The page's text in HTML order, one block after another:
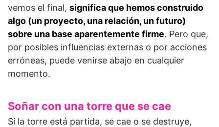
vemos el final, significa que hemos construido
algo (un proyecto, una relación, un futuro)
sobre una base aparentemente firme. Pero que,
por posibles influencias externas o por acciones
erróneas, puede venirse abajo en cualquier
momento.
Soñar con una torre que se cae
Si la torre está partida, se cae o se destruye,